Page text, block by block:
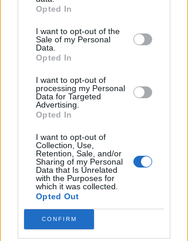
by us to third parties on the IAB’s List of
Downstream Participants that may
further disclose it to other third parties.
Opted In
I want to opt-out of the
Sale of my Personal
Data.
Opted In
I want to opt-out of
processing my Personal
Data for Targeted
Advertising.
Opted In
I want to opt-out of
Collection, Use,
Retention, Sale, and/or
Sharing of my Personal
Data that Is Unrelated
with the Purposes for
which it was collected.
Opted Out
CONFIRM
LA DECISIONE DEL GIP
Abusi ripetuti sulla figlia 13enne
della convivente. 44enne andrà
a processo
Redazione